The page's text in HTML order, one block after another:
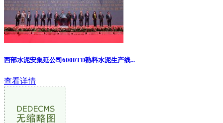
西部水泥安集延公司6000TD熟料水泥生产线...
查看详情